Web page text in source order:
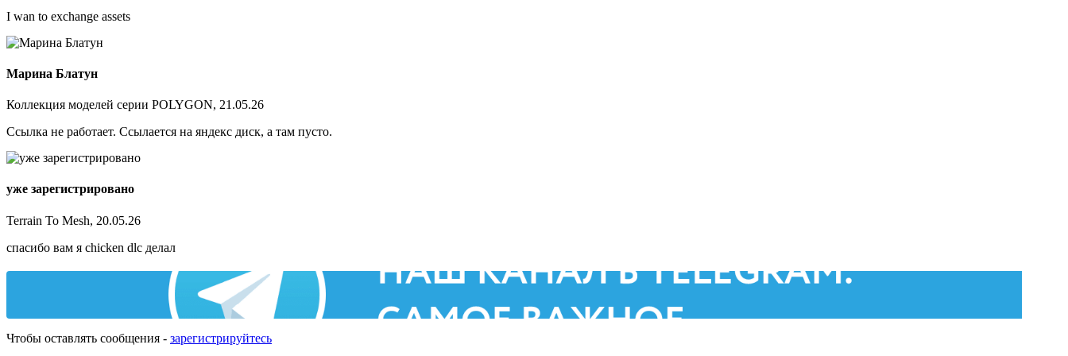
I wan to exchange assets
Марина Блатун
Коллекция моделей серии POLYGON, 21.05.26
Ссылка не работает. Ссылается на яндекс диск, а там пусто.
уже зарегистрировано
Terrain To Mesh, 20.05.26
спасибо вам я chicken dlc делал
Чтобы оставлять сообщения - зарегистрируйтесь